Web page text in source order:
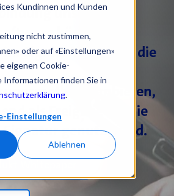
Kundinnen und Kunden
nicht zustimmen,
oder auf «Einstellungen»
eigenen Cookie-
Informationen finden Sie in
.
Einstellungen
Ablehnen
unserer
können Sie
im Signier-Workflow die
anbieten,
als Freigabe für die
Signatur genutzt wird.